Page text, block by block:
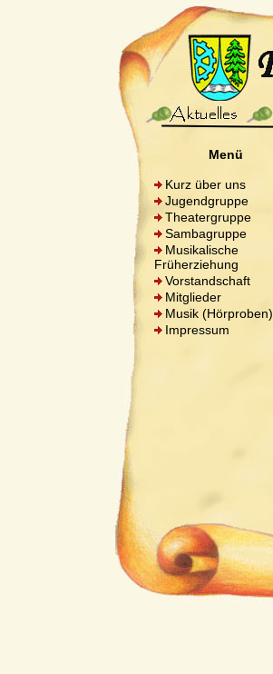
Menü
Kurz über uns
Jugendgruppe
Theatergruppe
Sambagruppe
Musikalische
Früherziehung
Vorstandschaft
Mitglieder
Musik (Hörproben)
Impressum